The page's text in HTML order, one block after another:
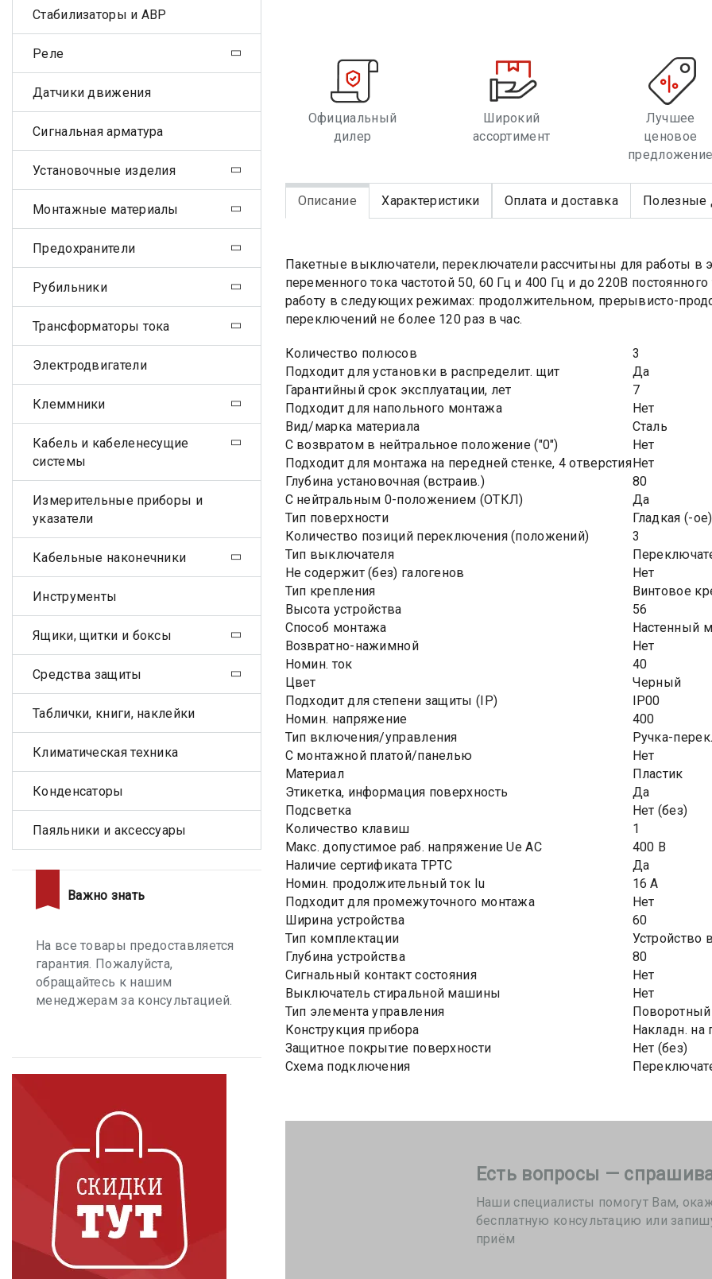
Официальный
дилер
Широкий
ассортимент
Лучшее
ценовое
предложение
Описание Характеристики Оплата и доставка Полезные
Пакетные выключатели, переключатели рассчитыны для работы в
переменного тока частотой 50, 60 Гц и 400 Гц и до 220В
работу в следующих режимах: продолжительном, прерывисто-
переключений не более 120 раз в час.
Количество полюсов
3
Подходит для установки в распределит. щит
Да
Гарантийный срок эксплуатации, лет
7
Подходит для напольного монтажа
Нет
Вид/марка материала
Сталь
С возвратом в нейтральное положение ("0")
Нет
Подходит для монтажа на передней стенке, 4 отверстияНет
Глубина установочная (встраив.)
80
С нейтральным 0-положением (ОТКЛ)
Да
Тип поверхности
Гладкая (-ое)
Количество позиций переключения (положений)
3
Тип выключателя
Не содержит (без) галогенов
Нет
Тип крепления
Винтовое
Высота устройства
56
Способ монтажа
Настенный
Возвратно-нажимной
Нет
Номин. ток
40
Цвет
Черный
Подходит для степени защиты (IP)
IP00
Номин. напряжение
400
Тип включения/управления
Ручка-
С монтажной платой/панелью
Нет
Материал
Пластик
Этикетка, информация поверхность
Да
Подсветка
Нет (без)
Количество клавиш
1
Макс. допустимое раб. напряжение Ue AC
400 В
Наличие сертификата ТРТС
Да
Номин. продолжительный ток Iu
16 А
Подходит для промежуточного монтажа
Нет
Ширина устройства
60
Тип комплектации
Устройство
Глубина устройства
80
Сигнальный контакт состояния
Нет
Выключатель стиральной машины
Нет
Тип элемента управления
Конструкция прибора
Накладн. на
Защитное покрытие поверхности
Нет (без)
Схема подключения
Есть вопросы —
Наши специалисты помогут Вам,
бесплатную консультацию или
приём
Стабилизаторы и АВР
Реле
Датчики движения
Сигнальная арматура
Установочные изделия
Монтажные материалы
Предохранители
Рубильники
Трансформаторы тока
Электродвигатели
Клеммники
Кабель и кабеленесущие
системы
Измерительные приборы и
указатели
Кабельные наконечники
Инструменты
Ящики, щитки и боксы
Средства защиты
Таблички, книги, наклейки
Климатическая техника
Конденсаторы
Паяльники и аксессуары
Важно знать
На все товары предоставляется
гарантия. Пожалуйста,
обращайтесь к нашим
менеджерам за консультацией.